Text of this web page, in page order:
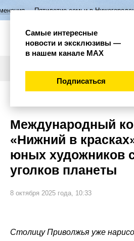
семьи в Нижегородской области
Международный
«Нижний в
юных художников
уголков планеты
8 октября 2025 года, 10:33
Столицу Приволжья уже
Самые интересные
новости и эксклюзивы —
в нашем канале МАХ
Подписаться